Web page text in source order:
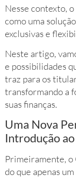
Nesse contexto,
como uma
exclusivas e
Neste artigo,
e possibilidades
traz para os
transformando a
suas finanças.
Uma Nova
Introdução
Primeiramente, o
do que apenas